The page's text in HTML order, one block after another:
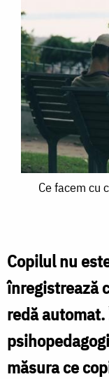
copiii
deștepți
cărora
nu
le
Ce facem cu
Copilul nu
înregistrează
redă
măsura ce